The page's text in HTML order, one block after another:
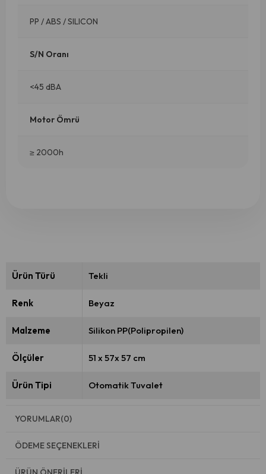
PP / ABS / SILICON
S/N Oranı
<45 dBA
Motor Ömrü
≥ 2000h
Ürün Türü Tekli
Renk Beyaz
Malzeme Silikon PP(Polipropilen)
Ölçüler 51 x 57x 57 cm
Ürün Tipi Otomatik Tuvalet
YORUMLAR(0)
ÖDEME SEÇENEKLERI